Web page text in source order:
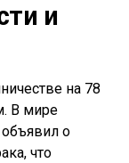
и
на 78
В мире
о
что